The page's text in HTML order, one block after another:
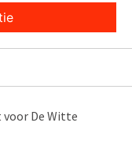
De Witte